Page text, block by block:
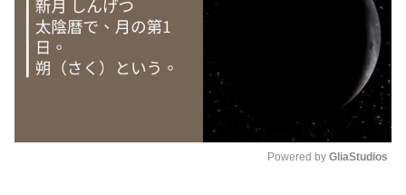
Powered by GliaStudios